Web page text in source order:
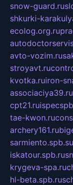
snow-guard.ru
shkurki-
ecolog.org.ru
avto-vozim.ru
stroyavt.ru
kvotka.ruiron-
associaciya39.ru
cpt21.ru
tae-kwon.ru
archery161.ru
sarmiento.spb.su
iskatour.spb.ru
krygeva-spa.ru
hl-beta.spb.ru